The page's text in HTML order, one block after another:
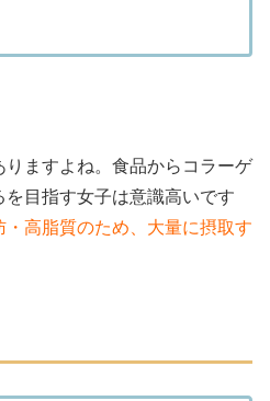
ますよね。食品からコラーゲ
目指す女子は意識高いです
・高脂質のため、大量に摂取す